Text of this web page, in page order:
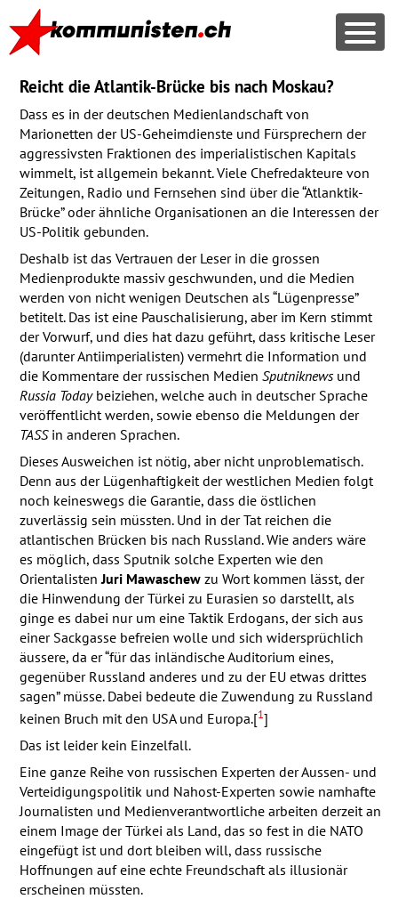
Reicht die Atlantik-Brücke bis nach Moskau?
Dass es in der deutschen Medienlandschaft von
Marionetten der US-Geheimdienste und Fürsprechern der
aggressivsten Fraktionen des imperialistischen Kapitals
wimmelt, ist allgemein bekannt. Viele Chefredakteure von
Zeitungen, Radio und Fernsehen sind über die “Atlanktik-
Brücke” oder ähnliche Organisationen an die Interessen der
US-Politik gebunden.
Deshalb ist das Vertrauen der Leser in die grossen
Medienprodukte massiv geschwunden, und die Medien
werden von nicht wenigen Deutschen als “Lügenpresse”
betitelt. Das ist eine Pauschalisierung, aber im Kern stimmt
der Vorwurf, und dies hat dazu geführt, dass kritische Leser
(darunter Antiimperialisten) vermehrt die Information und
die Kommentare der russischen Medien Sputniknewsund
Russia Todaybeiziehen, welche auch in deutscher Sprache
veröffentlicht werden, sowie ebenso die Meldungen der
TASSin anderen Sprachen.
Dieses Ausweichen ist nötig, aber nicht unproblematisch.
Denn aus der Lügenhaftigkeit der westlichen Medien folgt
noch keineswegs die Garantie, dass die östlichen
zuverlässig sein müssten. Und in der Tat reichen die
atlantischen Brücken bis nach Russland. Wie anders wäre
es möglich, dass Sputnik solche Experten wie den
Orientalisten Juri Mawaschewzu Wort kommen lässt, der
die Hinwendung der Türkei zu Eurasien so darstellt, als
ginge es dabei nur um eine Taktik Erdogans, der sich aus
einer Sackgasse befreien wolle und sich widersprüchlich
äussere, da er “für das inländische Auditorium eines,
gegenüber Russland anderes und zu der EU etwas drittes
sagen” müsse. Dabei bedeute die Zuwendung zu Russland
keinen Bruch mit den USAund Europa.[1]
Das ist leider kein Einzelfall.
Eine ganze Reihe von russischen Experten der Aussen- und
Verteidigungspolitik und Nahost-Experten sowie namhafte
Journalisten und Medienverantwortliche arbeiten derzeit an
einem Image der Türkei als Land, das so fest in die NATO
eingefügt ist und dort bleiben will, dass russische
Hoffnungen auf eine echte Freundschaft als illusionär
erscheinen müssten.